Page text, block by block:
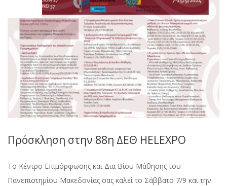
Πρόσκληση στην 88η ΔΕΘ HELEXPO
Το Κέντρο Επιμόρφωσης και Δια Βίου Μάθησης του
Πανεπιστημίου Μακεδονίας σας καλεί το Σάββατο 7/9 και την